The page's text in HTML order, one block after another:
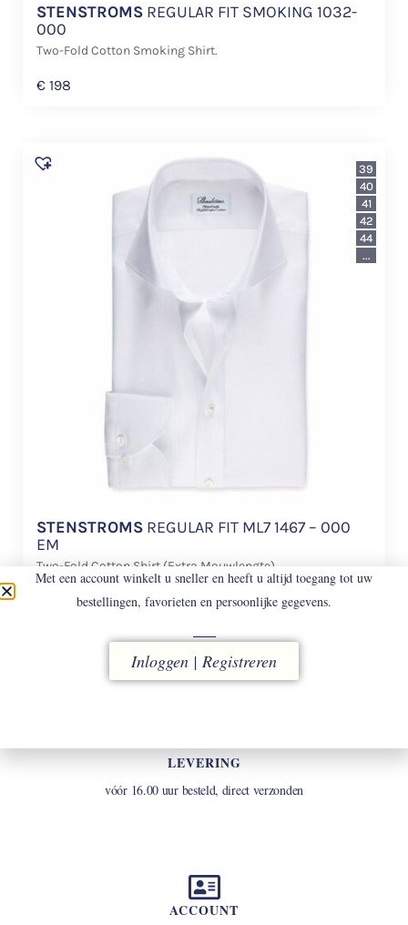
STENSTROMS REGULAR FIT SMOKING 1032-
000
Two-Fold Cotton Smoking Shirt.
€ 198
STENSTROMS REGULAR FIT ML7 1467 – 000
EM
Two-Fold Cotton Shirt (Extra Mouwlengte).
39
40
41
42
44
...
LEVERING
vóór 16.00 uur besteld, direct verzonden
ACCOUNT
Met een account winkelt u sneller en heeft u altijd toegang tot uw
bestellingen, favorieten en persoonlijke gegevens.
Inloggen | Registreren